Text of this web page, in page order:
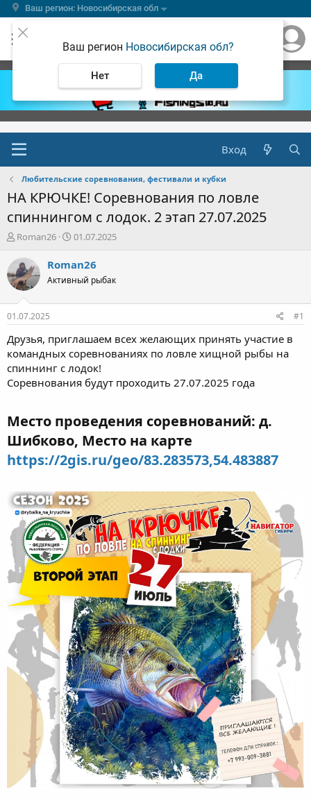
Ваш регион: Новосибирская обл
Ваш регион Новосибирская обл?
Нет Да
Вход
Любительские соревнования, фестивали и кубки
НА КРЮЧКЕ! Соревнования по ловле
спиннингом с лодок. 2 этап 27.07.2025
А
т
о
р
е
ы
Roman26
Д
т
н
л
01.07.2025
Roman26
Активный рыбак
01.07.2025 #1
Друзья, приглашаем всех желающих принять участие в
командных соревнованиях по ловле хищной рыбы на
спиннинг с лодок!
Соревнования будут проходить 27.07.2025 года
Место проведения соревнований: д.
Шибково, Место на карте
https://2gis.ru/geo/83.283573,54.483887